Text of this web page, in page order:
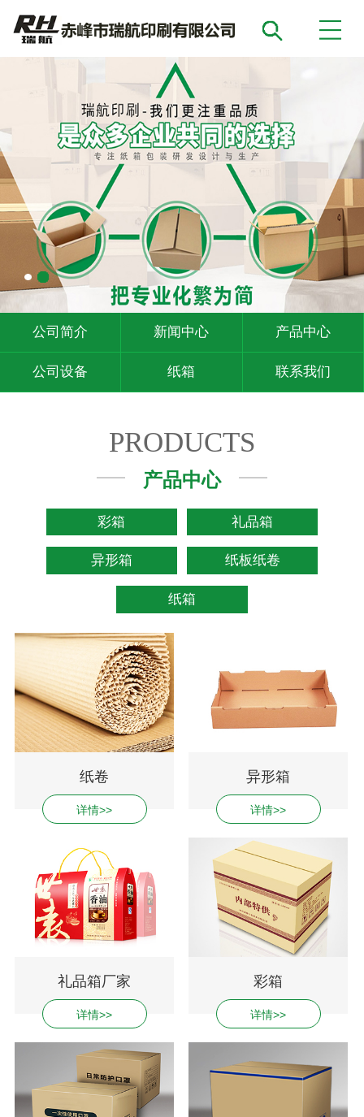
公司简介 新闻中心 产品中心
公司设备 纸箱 联系我们
PRODUCTS
产品中心
彩箱 礼品箱
异形箱 纸板纸卷
纸箱
纸卷
详情>>
异形箱
详情>>
礼品箱厂家
详情>>
彩箱
详情>>